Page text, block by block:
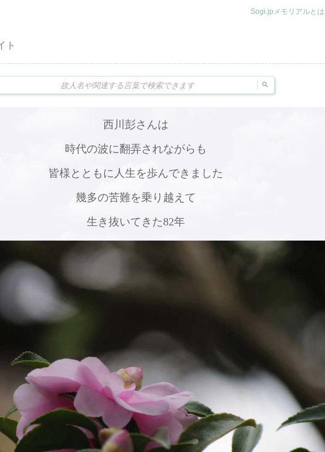
ト
Sogi.jpメモリアルとは
西川彭さんは
時代の波に翻弄されながらも
皆様とともに人生を歩んできました
幾多の苦難を乗り越えて
生き抜いてきた82年